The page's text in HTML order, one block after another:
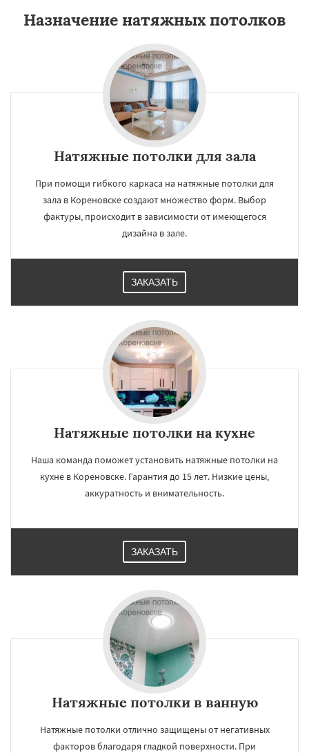
Назначение натяжных потолков
Натяжные потолки для зала
При помощи гибкого каркаса на натяжные потолки для
зала в Кореновске создают множество форм. Выбор
фактуры, происходит в зависимости от имеющегося
дизайна в зале.
ЗАКАЗАТЬ
Натяжные потолки на кухне
Наша команда поможет установить натяжные потолки на
кухне в Кореновске. Гарантия до 15 лет. Низкие цены,
аккуратность и внимательность.
ЗАКАЗАТЬ
Натяжные потолки в ванную
Натяжные потолки отлично защищены от негативных
факторов благодаря гладкой поверхности. При